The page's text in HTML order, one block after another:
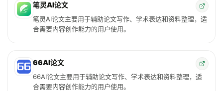
笔灵AI论文
笔灵AI论文主要用于辅助论文写作、学术表达和资料整理，适
合需要内容创作能力的用户使用。
66AI论文
66AI论文主要用于辅助论文写作、学术表达和资料整理，适
合需要内容创作能力的用户使用。